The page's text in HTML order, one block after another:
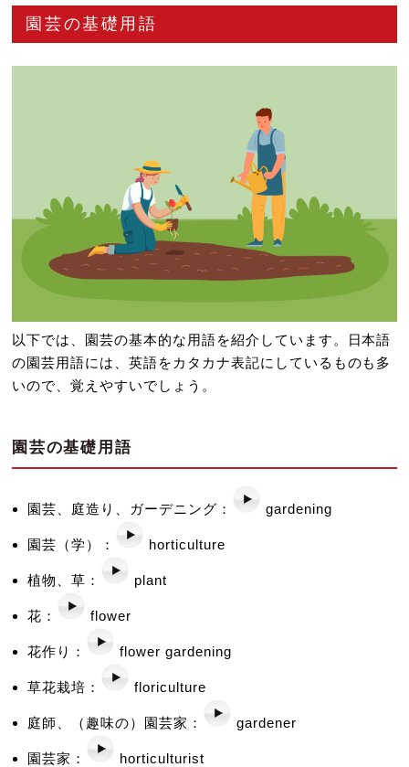
園芸の基礎用語
以下では、園芸の基本的な用語を紹介しています。日本語
の園芸用語には、英語をカタカナ表記にしているものも多
いので、覚えやすいでしょう。
園芸の基礎用語
園芸、庭造り、ガーデニング： gardening
園芸（学）： horticulture
植物、草： plant
花： flower
花作り： flower gardening
草花栽培： floriculture
庭師、（趣味の）園芸家： gardener
園芸家： horticulturist